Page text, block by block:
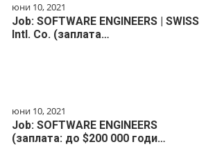
юни 10, 2021
Job: SOFTWARE ENGINEERS | SWISS
Intl. Co. (заплата…
юни 10, 2021
Job: SOFTWARE ENGINEERS
(заплата: до $200 000 годи…